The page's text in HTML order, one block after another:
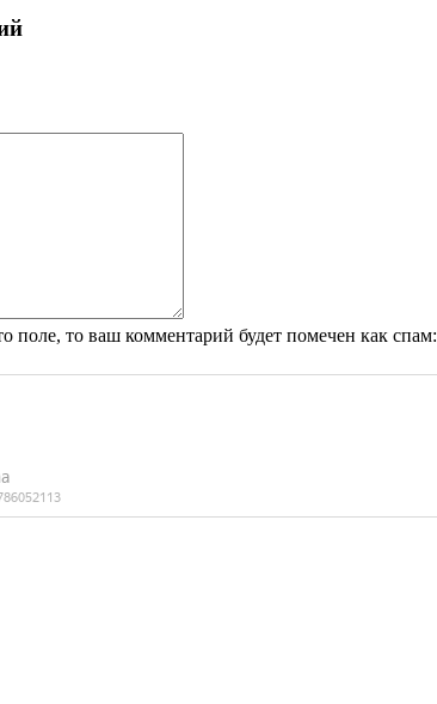
поле, то ваш комментарий будет помечен как спам: